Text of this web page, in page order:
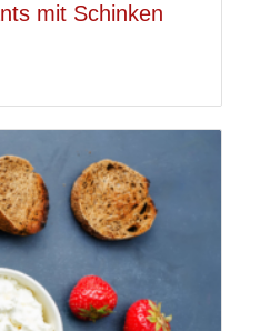
mit Schinken